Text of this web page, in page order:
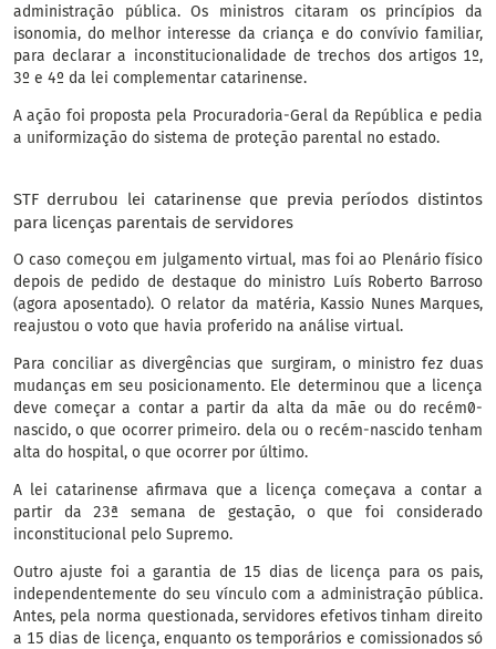
administração pública. Os ministros citaram os princípios da
isonomia, do melhor interesse da criança e do convívio familiar,
para declarar a inconstitucionalidade de trechos dos artigos 1º,
3º e 4º da lei complementar catarinense.
A ação foi proposta pela Procuradoria-Geral da República e pedia
a uniformização do sistema de proteção parental no estado.
STF derrubou lei catarinense que previa períodos distintos
para licenças parentais de servidores
O caso começou em julgamento virtual, mas foi ao Plenário físico
depois de pedido de destaque do ministro Luís Roberto Barroso
(agora aposentado). O relator da matéria, Kassio Nunes Marques,
reajustou o voto que havia proferido na análise virtual.
Para conciliar as divergências que surgiram, o ministro fez duas
mudanças em seu posicionamento. Ele determinou que a licença
deve começar a contar a partir da alta da mãe ou do recém0-
nascido, o que ocorrer primeiro. dela ou o recém-nascido tenham
alta do hospital, o que ocorrer por último.
A lei catarinense afirmava que a licença começava a contar a
partir da 23ª semana de gestação, o que foi considerado
inconstitucional pelo Supremo.
Outro ajuste foi a garantia de 15 dias de licença para os pais,
independentemente do seu vínculo com a administração pública.
Antes, pela norma questionada, servidores efetivos tinham direito
a 15 dias de licença, enquanto os temporários e comissionados só